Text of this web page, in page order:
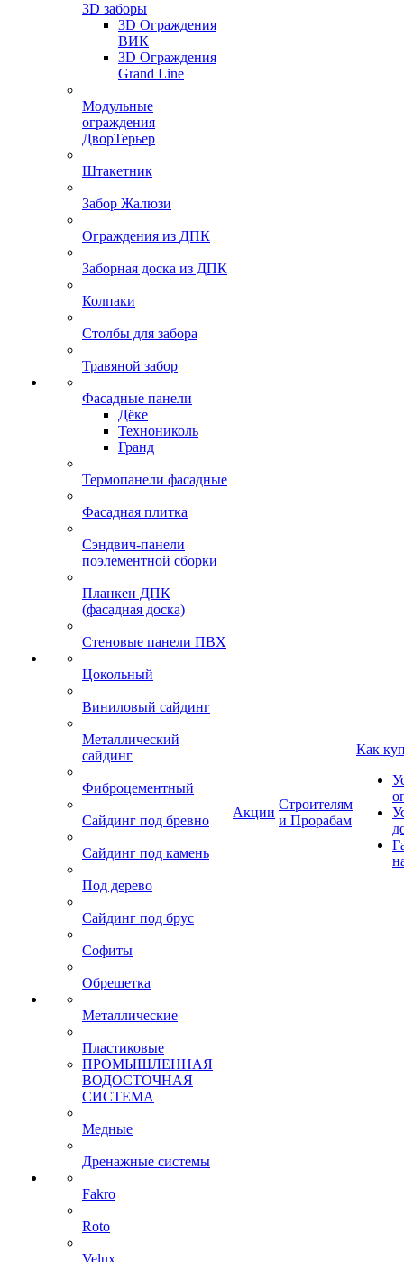
3D заборы
3D Ограждения
ВИК
3D Ограждения
Grand Line
Модульные
ограждения
ДворТерьер
Штакетник
Забор Жалюзи
Ограждения из ДПК
Заборная доска из ДПК
Колпаки
Столбы для забора
Травяной забор
Фасадные панели
Дёке
Технониколь
Гранд
Термопанели фасадные
Фасадная плитка
Сэндвич-панели
поэлементной сборки
Планкен ДПК
(фасадная доска)
Стеновые панели ПВХ
Цокольный
Виниловый сайдинг
Металлический
сайдинг
Фиброцементный
Сайдинг под бревно
Сайдинг под камень
Под дерево
Сайдинг под брус
Софиты
Обрешетка
Металлические
Пластиковые
ПРОМЫШЛЕННАЯ
ВОДОСТОЧНАЯ
СИСТЕМА
Медные
Дренажные системы
Fakro
Roto
Velux
Акции
Строителям
и Прорабам
Как